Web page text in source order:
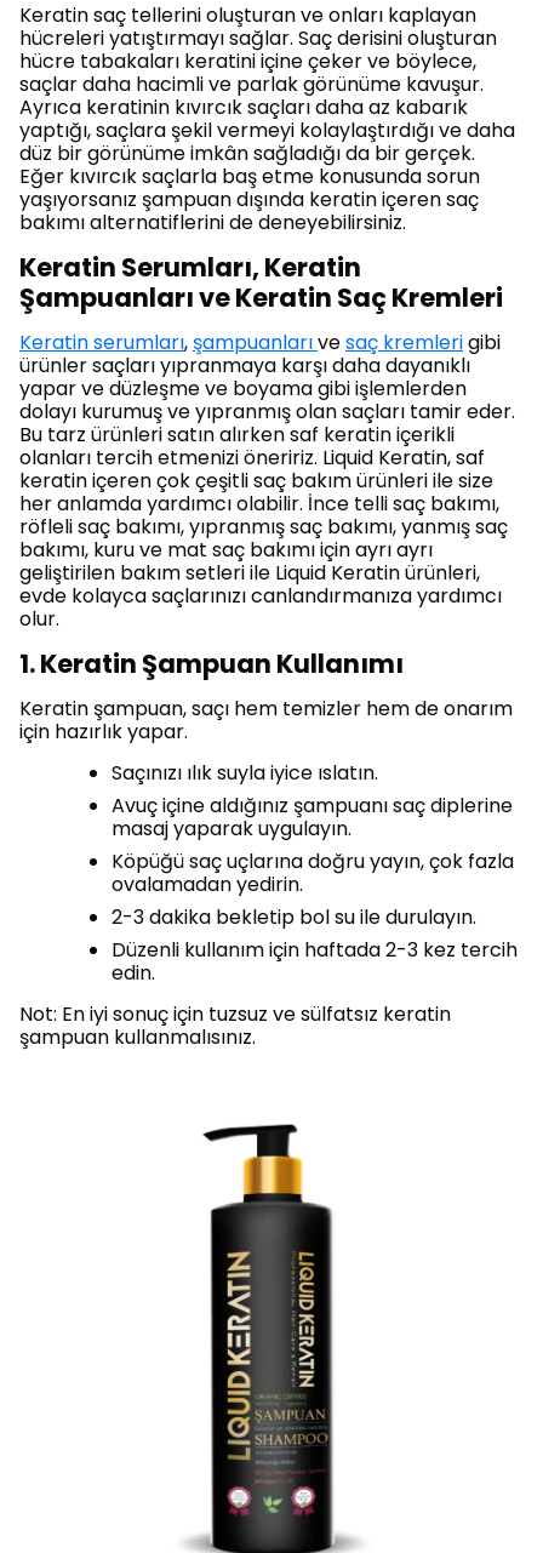
Keratin saç tellerini oluşturan ve onları kaplayan
hücreleri yatıştırmayı sağlar. Saç derisini oluşturan
hücre tabakaları keratini içine çeker ve böylece,
saçlar daha hacimli ve parlak görünüme kavuşur.
Ayrıca keratinin kıvırcık saçları daha az kabarık
yaptığı, saçlara şekil vermeyi kolaylaştırdığı ve daha
düz bir görünüme imkân sağladığı da bir gerçek.
Eğer kıvırcık saçlarla baş etme konusunda sorun
yaşıyorsanız şampuan dışında keratin içeren saç
bakımı alternatiflerini de deneyebilirsiniz.
Keratin Serumları, Keratin
Şampuanları ve Keratin Saç Kremleri
Keratin serumları,şampuanlarıvesaç kremlerigibi
ürünler saçları yıpranmaya karşı daha dayanıklı
yapar ve düzleşme ve boyama gibi işlemlerden
dolayı kurumuş ve yıpranmış olan saçları tamir eder.
Bu tarz ürünleri satın alırken saf keratin içerikli
olanları tercih etmenizi öneririz. Liquid Keratin, saf
keratin içeren çok çeşitli saç bakım ürünleri ile size
her anlamda yardımcı olabilir. İnce telli saç bakımı,
röfleli saç bakımı, yıpranmış saç bakımı, yanmış saç
bakımı, kuru ve mat saç bakımı için ayrı ayrı
geliştirilen bakım setleri ile Liquid Keratin ürünleri,
evde kolayca saçlarınızı canlandırmanıza yardımcı
olur.
1. Keratin Şampuan Kullanımı
Keratin şampuan, saçı hem temizler hem de onarım
için hazırlık yapar.
Saçınızı ılık suyla iyice ıslatın.
Avuç içine aldığınız şampuanı saç diplerine
masaj yaparak uygulayın.
Köpüğü saç uçlarına doğru yayın, çok fazla
ovalamadan yedirin.
2-3 dakika bekletip bol su ile durulayın.
Düzenli kullanım için haftada 2-3 kez tercih
edin.
Not: En iyi sonuç için tuzsuz ve sülfatsız keratin
şampuan kullanmalısınız.